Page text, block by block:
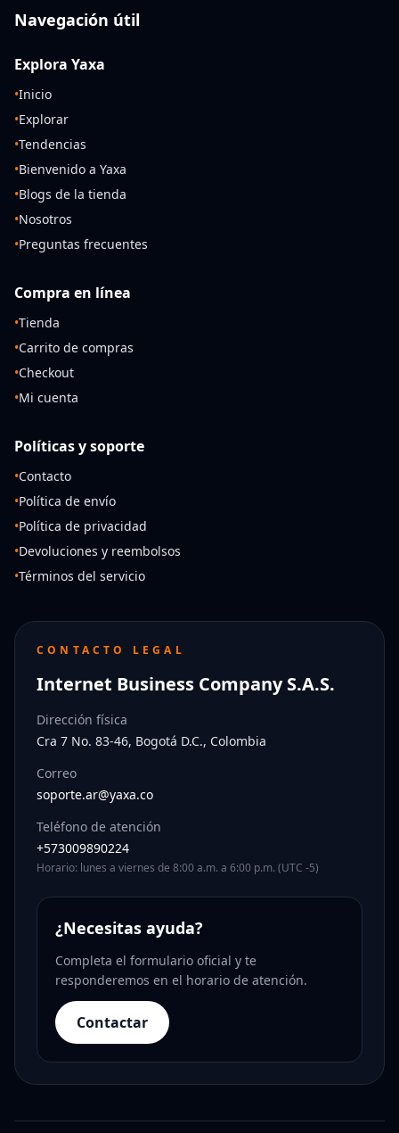
Navegación útil
Explora Yaxa
•Inicio
•Explorar
•Tendencias
•Bienvenido a Yaxa
•Blogs de la tienda
•Nosotros
•Preguntas frecuentes
Compra en línea
•Tienda
•Carrito de compras
•Checkout
•Mi cuenta
Políticas y soporte
•Contacto
•Política de envío
•Política de privacidad
•Devoluciones y reembolsos
•Términos del servicio
CONTACTO LEGAL
Internet Business Company S.A.S.
Dirección física
Cra 7 No. 83-46, Bogotá D.C., Colombia
Correo
soporte.ar@yaxa.co
Teléfono de atención
+573009890224
Horario: lunes a viernes de 8:00 a.m. a 6:00 p.m. (UTC -5)
¿Necesitas ayuda?
Completa el formulario oficial y te
responderemos en el horario de atención.
Contactar